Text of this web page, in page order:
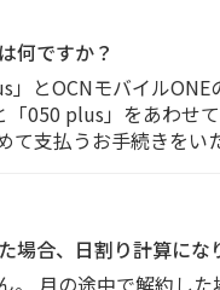
何ですか？
」とOCNモバイル
「050 plus」をあわ
て支払うお手続きを
場合、日割り計算にな
。 月の途中で解約し